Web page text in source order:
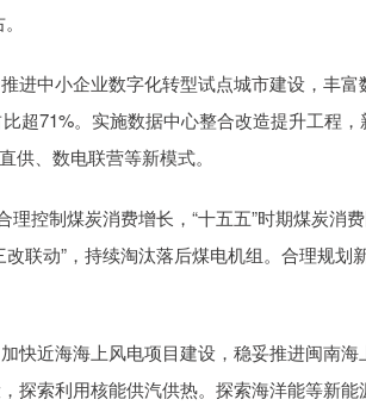
中小企业数字化转型试点城市建设，丰富
超71%。实施数据中心整合改造提升工程
供、数电联营等新模式。
控制煤炭消费增长，“十五五”时期煤炭消
联动”，持续淘汰落后煤电机组。合理规划
近海海上风电项目建设，稳妥推进闽南海
探索利用核能供汽供热。探索海洋能等新能